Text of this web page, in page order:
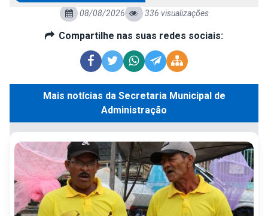
08/08/2026 336 visualizações
Compartilhe nas suas redes sociais:
Mais notícias da Secretaria Municipal de
Administração